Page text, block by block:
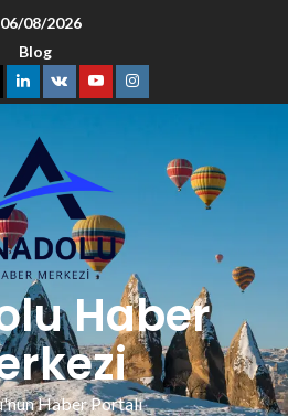
06/08/2026
Blog
Haber
Haber Portalı